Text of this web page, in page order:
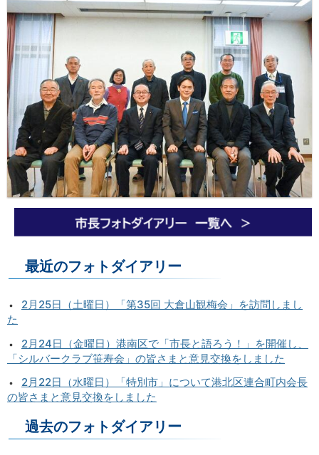
最近のフォトダイアリー
2月25日（土曜日）「第35回 大倉山観梅会」を訪問しまし
た
2月24日（金曜日）港南区で「市長と語ろう！」を開催し、
「シルバークラブ笹寿会」の皆さまと意見交換をしました
2月22日（水曜日）「特別市」について港北区連合町内会長
の皆さまと意見交換をしました
過去のフォトダイアリー